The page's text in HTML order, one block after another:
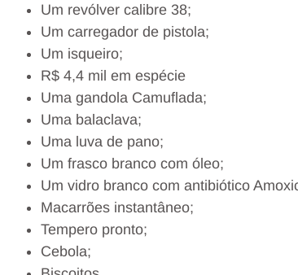
Um revólver calibre 38;
Um carregador de pistola;
Um isqueiro;
R$ 4,4 mil em espécie
Uma gandola Camuflada;
Uma balaclava;
Uma luva de pano;
Um frasco branco com óleo;
Um vidro branco com antibiótico
Macarrões instantâneo;
Tempero pronto;
Cebola;